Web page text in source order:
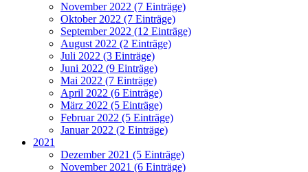
November 2022 (7 Einträge)
Oktober 2022 (7 Einträge)
September 2022 (12 Einträge)
August 2022 (2 Einträge)
Juli 2022 (3 Einträge)
Juni 2022 (9 Einträge)
Mai 2022 (7 Einträge)
April 2022 (6 Einträge)
März 2022 (5 Einträge)
Februar 2022 (5 Einträge)
Januar 2022 (2 Einträge)
2021
Dezember 2021 (5 Einträge)
November 2021 (6 Einträge)